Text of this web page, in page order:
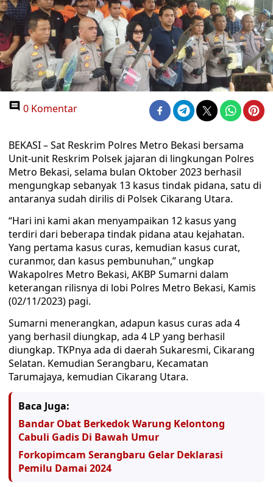
0 Komentar
BEKASI – Sat Reskrim Polres Metro Bekasi bersama
Unit-unit Reskrim Polsek jajaran di lingkungan Polres
Metro Bekasi, selama bulan Oktober 2023 berhasil
mengungkap sebanyak 13 kasus tindak pidana, satu di
antaranya sudah dirilis di Polsek Cikarang Utara.
“Hari ini kami akan menyampaikan 12 kasus yang
terdiri dari beberapa tindak pidana atau kejahatan.
Yang pertama kasus curas, kemudian kasus curat,
curanmor, dan kasus pembunuhan,” ungkap
Wakapolres Metro Bekasi, AKBP Sumarni dalam
keterangan rilisnya di lobi Polres Metro Bekasi, Kamis
(02/11/2023) pagi.
Sumarni menerangkan, adapun kasus curas ada 4
yang berhasil diungkap, ada 4 LP yang berhasil
diungkap. TKPnya ada di daerah Sukaresmi, Cikarang
Selatan. Kemudian Serangbaru, Kecamatan
Tarumajaya, kemudian Cikarang Utara.
Baca Juga:
Bandar Obat Berkedok Warung Kelontong
Cabuli Gadis Di Bawah Umur
Forkopimcam Serangbaru Gelar Deklarasi
Pemilu Damai 2024